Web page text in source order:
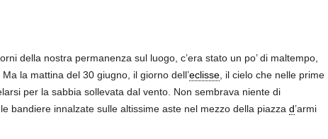
della nostra permanenza sul luogo, c’era stato un po’ di maltempo,
la mattina del 30 giugno, il giorno dell’eclisse, il cielo che nelle prime
per la sabbia sollevata dal vento. Non sembrava niente di
bandiere innalzate sulle altissime aste nel mezzo della piazza d’armi